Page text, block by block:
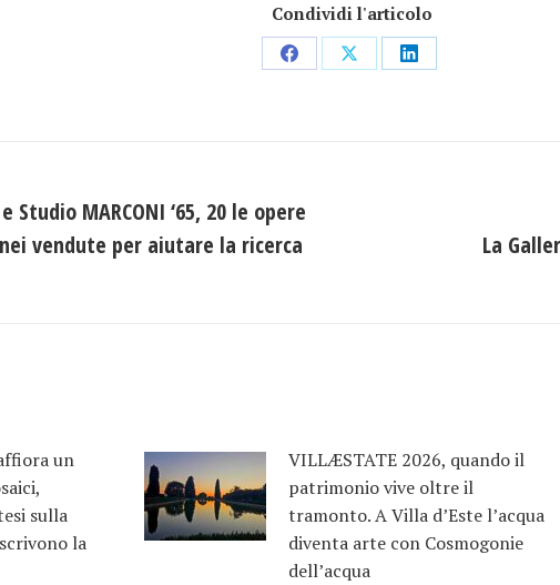
Condividi l'articolo
CondividiCondividiCondividi
MARCONI ‘65, 20 le opere
vendute per aiutare la ricerca
La
un
sulla
la
VILLÆSTATE 2026, quando il
patrimonio vive oltre il
tramonto. A Villa d’Este l’acqua
diventa arte con Cosmogonie
dell’acqua